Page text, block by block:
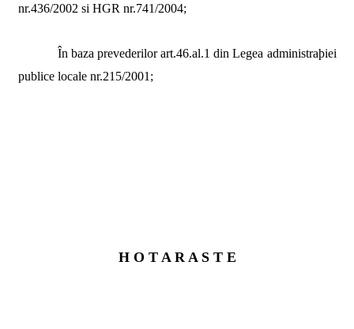
nr.436/2002 si HGR nr.741/2004;
În baza prevederilor art.46.al.1 din Legea administraþiei
publice locale nr.215/2001;
H O T A R A S T E